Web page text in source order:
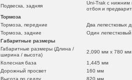
Подвеска, задняя
Uni-Trak с нижним
отбоя и
Тормоза
Тормоза, передние
Два лепестковых
Тормоза, задние
Один
Габаритные размеры
Габаритные размеры (Длина /
ширина / высота)
2,090 мм x 780
Колесная база
1,445 мм
Дорожный просвет
160 мм
Высота по седлу
820 мм